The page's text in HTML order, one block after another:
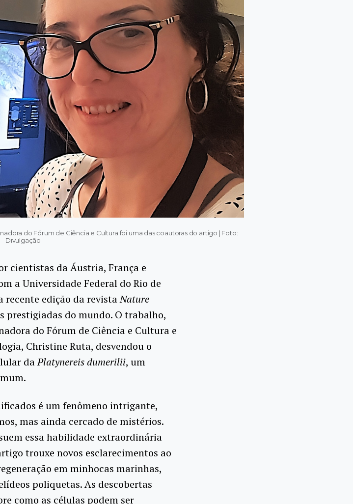
do Fórum de Ciência e Cultura foi uma das coautoras do artigo | Foto:
Divulgação
cientistas da Áustria, França e
a Universidade Federal do Rio de
recente edição da revistaNature
prestigiadas do mundo. O trabalho,
do Fórum de Ciência e Cultura e
Christine Ruta, desvendou o
daPlatynereis dumerilii, um
é um fenômeno intrigante,
mas ainda cercado de mistérios.
essa habilidade extraordinária
trouxe novos esclarecimentos ao
em minhocas marinhas,
poliquetas. As descobertas
como as células podem ser